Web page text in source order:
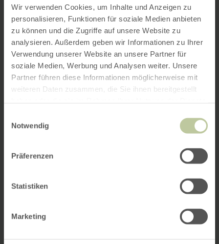
Wir verwenden Cookies, um Inhalte und Anzeigen zu
personalisieren, Funktionen für soziale Medien anbieten
zu können und die Zugriffe auf unsere Website zu
analysieren. Außerdem geben wir Informationen zu Ihrer
Verwendung unserer Website an unsere Partner für
soziale Medien, Werbung und Analysen weiter. Unsere
Partner führen diese Informationen möglicherweise mit
weiteren Daten zusammen, die Sie ihnen bereitgestellt
Notwendig
Präferenzen
Statistiken
Marketing